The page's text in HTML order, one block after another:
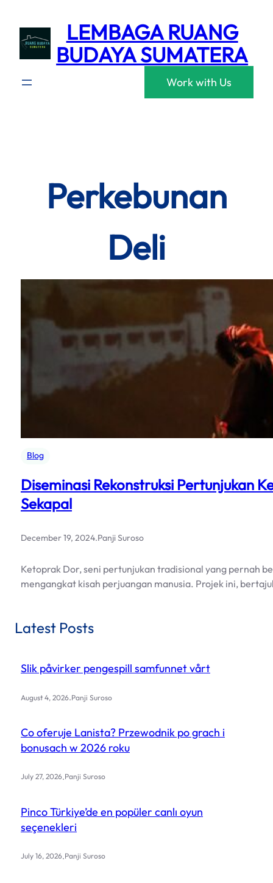
content
LEMBAGA RUANG
BUDAYA SUMATERA
Work with Us
Perkebunan
Deli
Blog
Diseminasi Rekonstruksi Pertunjukan
Sekapal
December 19, 2024.Panji Suroso
Ketoprak Dor, seni pertunjukan tradisional yang pernah
mengangkat kisah perjuangan manusia. Projek ini,
Latest Posts
Slik påvirker pengespill samfunnet vårt
August 4, 2026.Panji Suroso
Co oferuje Lanista? Przewodnik po grach i
bonusach w 2026 roku
July 27, 2026.Panji Suroso
Pinco Türkiye’de en popüler canlı oyun
seçenekleri
July 16, 2026.Panji Suroso